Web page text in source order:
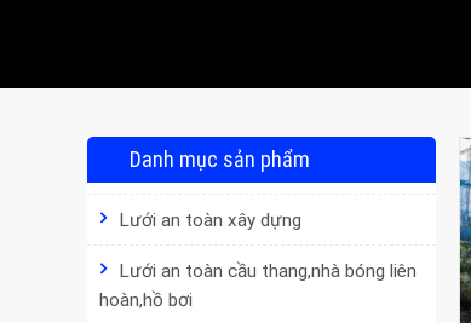
Danh mục sản phẩm
Lưới an toàn xây dựng
Lưới an toàn cầu thang,nhà bóng liên
hoàn,hồ bơi